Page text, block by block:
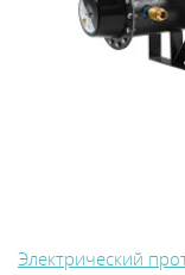
Электрический